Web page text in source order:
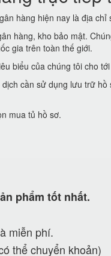
hàng hiện nay là địa chỉ
hàng, kho bảo mật.
gia trên toàn thế giới.
biểu của chúng tôi cho
cần sử dụng lưu trữ
mua tủ hồ sơ.
phẩm tốt nhất.
miễn phí.
thể chuyển khoản)